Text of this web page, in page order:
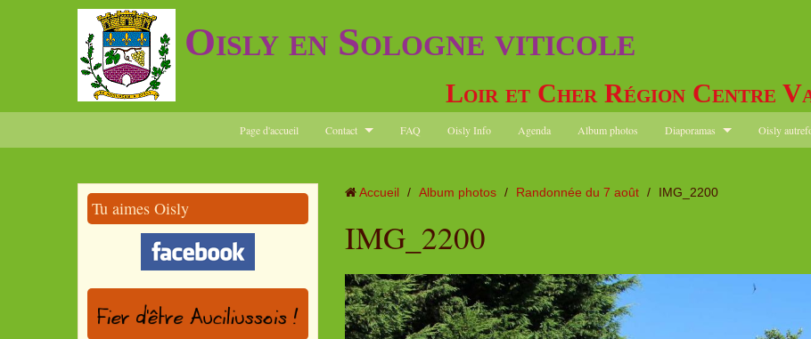
Oisly en Sologne viticole
Loir et Cher Région Centre
Page d'accueil Contact FAQ Oisly Info Agenda Album photos Diaporamas Oisly
Tu aimes Oisly
Accueil / Album photos / Randonnée du 7 août / IMG_2200
IMG_2200